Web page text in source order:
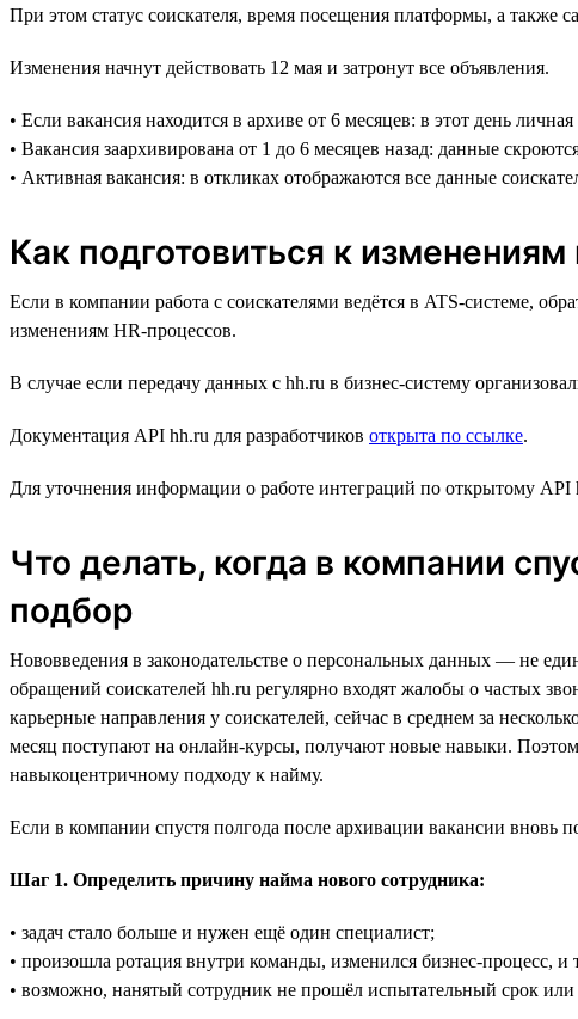
При этом статус соискателя, время посещения платформы, а
Изменения начнут действовать 12 мая и затронут все объявления.
• Если вакансия находится в архиве от 6 месяцев: в этот день
• Вакансия заархивирована от 1 до 6 месяцев назад: данные
• Активная вакансия: в откликах отображаются все данные
Как подготовиться к
Если в компании работа с соискателями ведётся в ATS-системе,
изменениям HR-процессов.
В случае если передачу данных с hh.ru в бизнес-систему
Документация API hh.ru для разработчиков открыта по ссылке.
Для уточнения информации о работе интеграций по открытому
Что делать, когда в компании
подбор
Нововведения в законодательстве о персональных данных — не
обращений соискателей hh.ru регулярно входят жалобы о частых
карьерные направления у соискателей, сейчас в среднем за
месяц поступают на онлайн-курсы, получают новые навыки.
навыкоцентричному подходу к найму.
Если в компании спустя полгода после архивации вакансии вновь
Шаг 1. Определить причину найма нового сотрудника:
• задач стало больше и нужен ещё один специалист;
• произошла ротация внутри команды, изменился бизнес-процесс, и
• возможно, нанятый сотрудник не прошёл испытательный срок